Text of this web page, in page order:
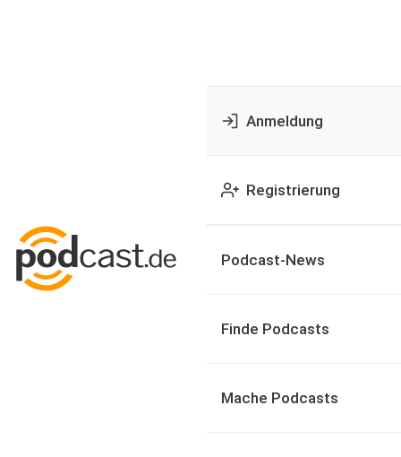
Anmeldung
Registrierung
Podcast-News
Finde Podcasts
Mache Podcasts